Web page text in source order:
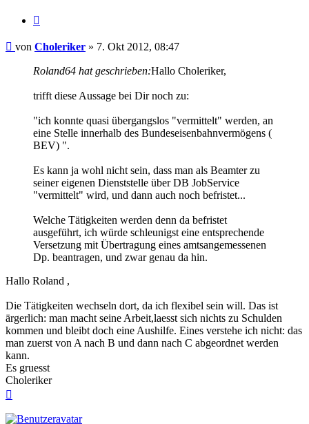
Beitrag
von Choleriker » 7. Okt 2012, 08:47
Roland64 hat geschrieben:Hallo Choleriker,
trifft diese Aussage bei Dir noch zu:
"ich konnte quasi übergangslos "vermittelt" werden, an
eine Stelle innerhalb des Bundeseisenbahnvermögens (
BEV) ".
Es kann ja wohl nicht sein, dass man als Beamter zu
seiner eigenen Dienststelle über DB JobService
"vermittelt" wird, und dann auch noch befristet...
Welche Tätigkeiten werden denn da befristet
ausgeführt, ich würde schleunigst eine entsprechende
Versetzung mit Übertragung eines amtsangemessenen
Dp. beantragen, und zwar genau da hin.
Hallo Roland ,
Die Tätigkeiten wechseln dort, da ich flexibel sein will. Das ist
ärgerlich: man macht seine Arbeit,laesst sich nichts zu Schulden
kommen und bleibt doch eine Aushilfe. Eines verstehe ich nicht: das
man zuerst von A nach B und dann nach C abgeordnet werden
kann.
Es gruesst
Choleriker